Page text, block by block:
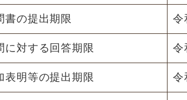
書の提出期限 令
に対する回答期限 令
表明等の提出期限 令